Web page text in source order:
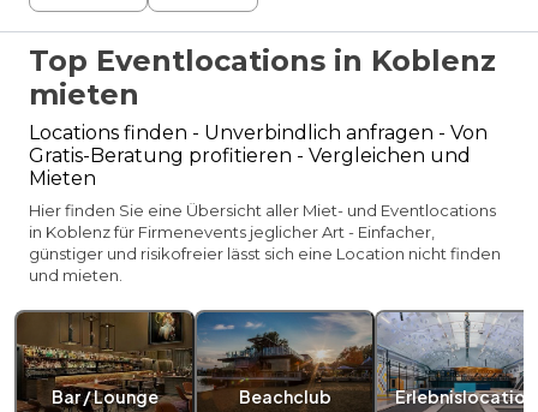
Top Eventlocations in Koblenz
mieten
Locations finden - Unverbindlich anfragen - Von
Gratis-Beratung profitieren - Vergleichen und
Mieten
Hier finden Sie eine Übersicht aller Miet- und Eventlocations
in Koblenz für Firmenevents jeglicher Art - Einfacher,
günstiger und risikofreier lässt sich eine Location nicht finden
und mieten.
Bar / Lounge Beachclub Erlebnislocation